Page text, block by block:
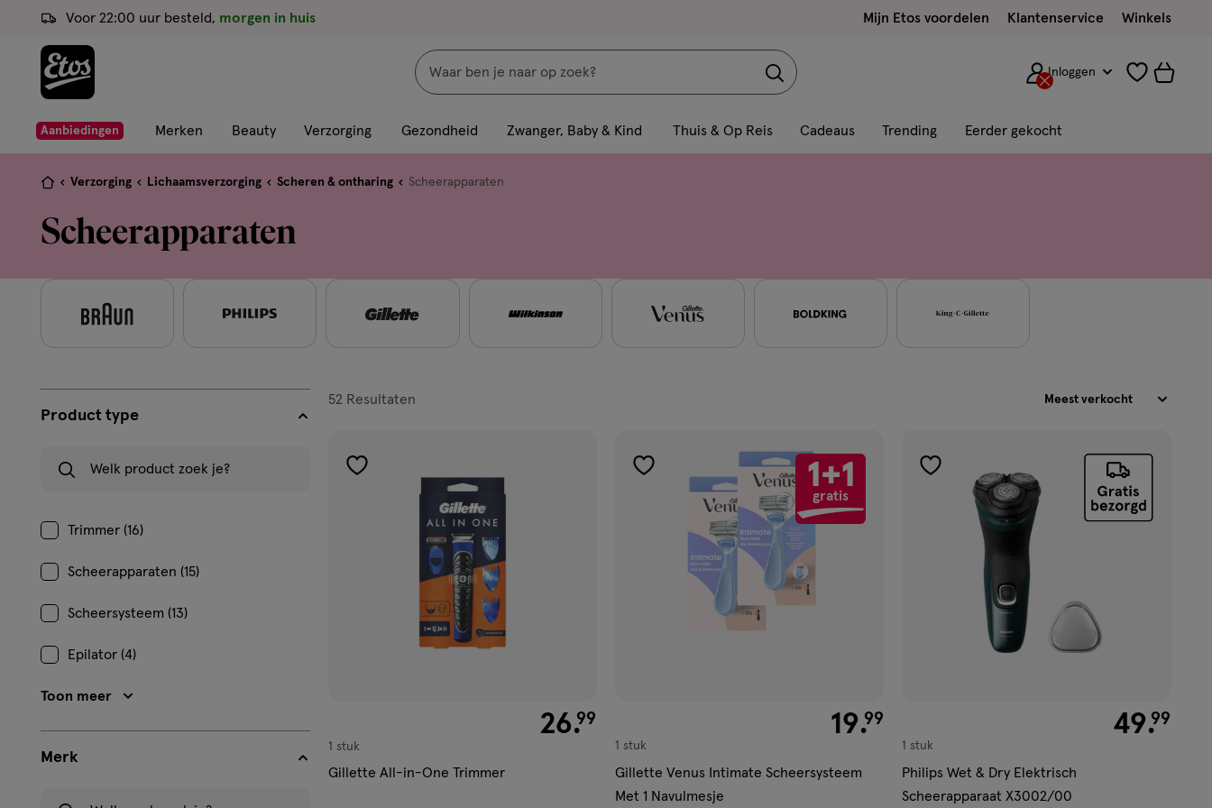
ga
de
hoofd
ga
naar
de
ga
naar
footer
Voor 22:00 uur besteld, morgen in huis Mijn Etos voordelen Klantenservice Winkels
Zoeken
met
dit
veld
geavanceerde
zoekopties
Inloggen
Aanbiedingen Merken Beauty Verzorging Gezondheid Zwanger, Baby & Kind Thuis & Op Reis Cadeaus Trending Eerder gekocht
Je
hier:
Verzorging Lichaamsverzorging Scheren & ontharing Scheerapparaten
Scheerapparaten
filters
Product type
Trimmer (16)
Scheerapparaten (15)
Scheersysteem (13)
Epilator (4)
Toon meer
Merk
52 Resultaten
producten
toevoegen
€ 26.99
26.99
1 stuk
Gillette All-in-One Trimmer
1+1
gratis
toevoegen
verlanglijst
€ 19.99
19.99
1 stuk
Gillette Venus Intimate Scheersysteem
Met 1 Navulmesje
toevoegen
verlanglijst
€ 49.99
49.99
1 stuk
Philips Wet & Dry Elektrisch
Scheerapparaat X3002/00